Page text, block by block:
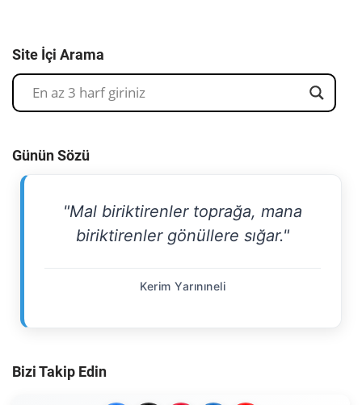
Site İçi Arama
Günün Sözü
"Mal biriktirenler toprağa, mana
biriktirenler gönüllere sığar."
Kerim Yarınıneli
Bizi Takip Edin